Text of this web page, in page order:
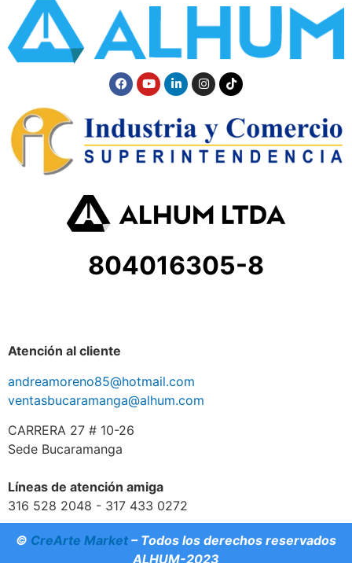
804016305-8
Atención al cliente
andreamoreno85@hotmail.com
ventasbucaramanga@alhum.com
CARRERA 27 # 10-26
Sede Bucaramanga
Líneas de atención amiga
316 528 2048 - 317 433 0272
© CreArte Market – Todos los derechos reservados
ALHUM-2023